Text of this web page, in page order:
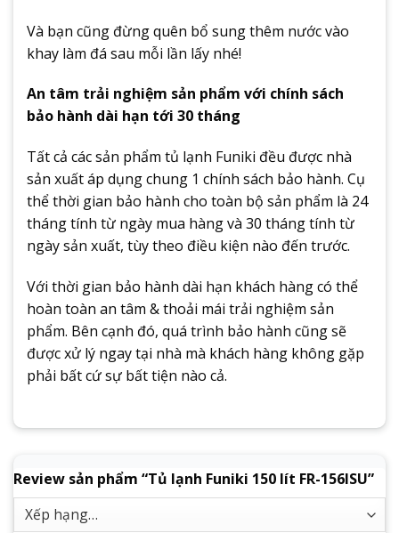
Và bạn cũng đừng quên bổ sung thêm nước vào
khay làm đá sau mỗi lần lấy nhé!
An tâm trải nghiệm sản phẩm với chính sách
bảo hành dài hạn tới 30 tháng
Tất cả các sản phẩm tủ lạnh Funiki đều được nhà
sản xuất áp dụng chung 1 chính sách bảo hành. Cụ
thể thời gian bảo hành cho toàn bộ sản phẩm là 24
tháng tính từ ngày mua hàng và 30 tháng tính từ
ngày sản xuất, tùy theo điều kiện nào đến trước.
Với thời gian bảo hành dài hạn khách hàng có thể
hoàn toàn an tâm & thoải mái trải nghiệm sản
phẩm. Bên cạnh đó, quá trình bảo hành cũng sẽ
được xử lý ngay tại nhà mà khách hàng không gặp
phải bất cứ sự bất tiện nào cả.
Review sản phẩm “Tủ lạnh Funiki 150 lít FR-156ISU”